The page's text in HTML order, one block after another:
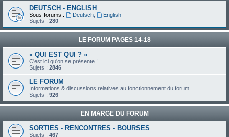
DEUTSCH - ENGLISH
Sous-forums : Deutsch,
English
Sujets : 280
LE FORUM PAGES 14-18
« QUI EST QUI ? »
C'est ici qu'on se présente !
Sujets : 2846
LE FORUM
Informations & discussions relatives au fonctionnement du forum
Sujets : 926
EN MARGE DU FORUM
SORTIES - RENCONTRES - BOURSES
Sujets : 467